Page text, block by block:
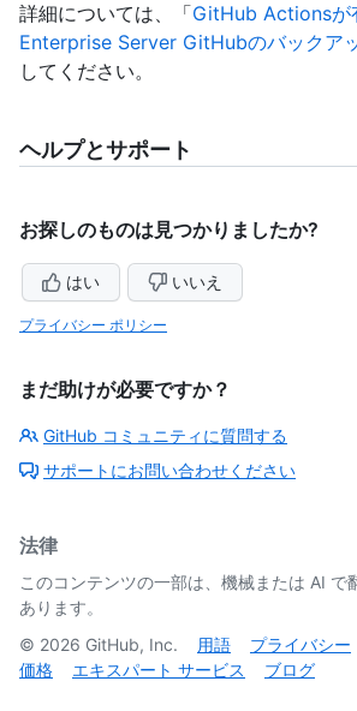
詳細については、「GitHub Actionsが
Enterprise Server GitHubのバックア
してください。
ヘルプとサポート
お探しのものは見つかりましたか?
はい いいえ
プライバシー ポリシー
まだ助けが必要ですか？
GitHub コミュニティに質問する
サポートにお問い合わせください
法律
このコンテンツの一部は、機械または AI で
あります。
© 2026 GitHub, Inc. 用語 プライバシー
価格
エキスパート サービス ブログ